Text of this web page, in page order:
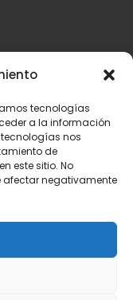
tecnologías
a la información
nos
de
este sitio. No
afectar negativamente